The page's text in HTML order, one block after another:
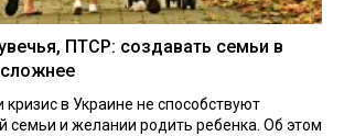
ПТСР: создавать семьи в
кризис в Украине не способствуют
семьи и желании родить ребенка. Об этом